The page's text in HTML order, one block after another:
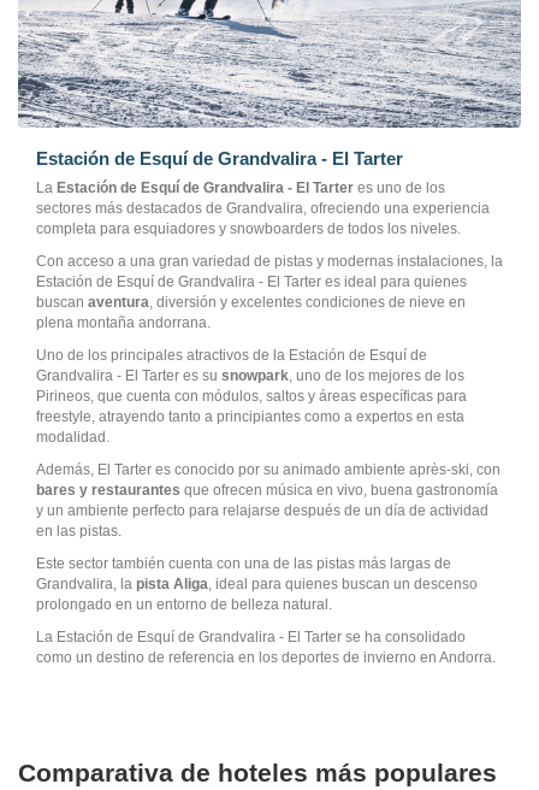
Estación de Esquí de Grandvalira - El Tarter
La Estación de Esquí de Grandvalira - El Tarter es uno de los
sectores más destacados de Grandvalira, ofreciendo una experiencia
completa para esquiadores y snowboarders de todos los niveles.
Con acceso a una gran variedad de pistas y modernas instalaciones, la
Estación de Esquí de Grandvalira - El Tarter es ideal para quienes
buscan aventura, diversión y excelentes condiciones de nieve en
plena montaña andorrana.
Uno de los principales atractivos de la Estación de Esquí de
Grandvalira - El Tarter es su snowpark, uno de los mejores de los
Pirineos, que cuenta con módulos, saltos y áreas específicas para
freestyle, atrayendo tanto a principiantes como a expertos en esta
modalidad.
Además, El Tarter es conocido por su animado ambiente après-ski, con
bares y restaurantes que ofrecen música en vivo, buena gastronomía
y un ambiente perfecto para relajarse después de un día de actividad
en las pistas.
Este sector también cuenta con una de las pistas más largas de
Grandvalira, la pista Aliga, ideal para quienes buscan un descenso
prolongado en un entorno de belleza natural.
La Estación de Esquí de Grandvalira - El Tarter se ha consolidado
como un destino de referencia en los deportes de invierno en Andorra.
Comparativa de hoteles más populares